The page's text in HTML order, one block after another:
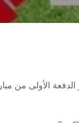
السبت 22 نوفمبر الدفعة